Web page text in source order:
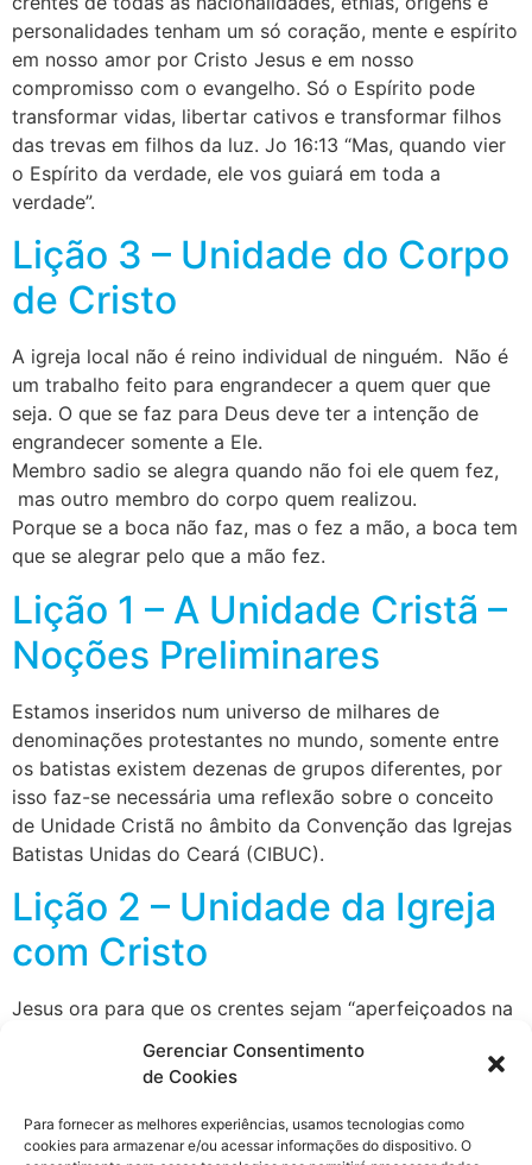
Gerenciar Consentimento
de Cookies
Para fornecer as melhores experiências, usamos tecnologias como
cookies para armazenar e/ou acessar informações do dispositivo. O
personalidades tenham um só coração, mente e espírito
em nosso amor por Cristo Jesus e em nosso
compromisso com o evangelho. Só o Espírito pode
transformar vidas, libertar cativos e transformar filhos
das trevas em filhos da luz. Jo 16:13 “Mas, quando vier
o Espírito da verdade, ele vos guiará em toda a
verdade”.
Lição 3 – Unidade do Corpo
de Cristo
A igreja local não é reino individual de ninguém. Não é
um trabalho feito para engrandecer a quem quer que
seja. O que se faz para Deus deve ter a intenção de
engrandecer somente a Ele.
Membro sadio se alegra quando não foi ele quem fez,
mas outro membro do corpo quem realizou.
Porque se a boca não faz, mas o fez a mão, a boca tem
que se alegrar pelo que a mão fez.
Lição 1 – A Unidade Cristã –
Noções Preliminares
Estamos inseridos num universo de milhares de
denominações protestantes no mundo, somente entre
os batistas existem dezenas de grupos diferentes, por
isso faz-se necessária uma reflexão sobre o conceito
de Unidade Cristã no âmbito da Convenção das Igrejas
Batistas Unidas do Ceará (CIBUC).
Lição 2 – Unidade da Igreja
com Cristo
Jesus ora para que os crentes sejam “aperfeiçoados na
unidade” (João 17:23), o que implica num processo de
crescimento. Tal unidade começa com a crença e o
experiência de Novo Nascimento, seguida por frutos de
arrependimento visíveis numa vida que demonstre o